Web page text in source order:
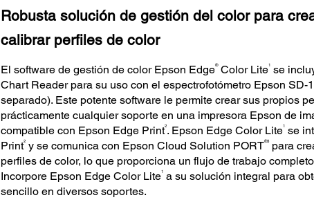
Robusta solución de gestión del color para
calibrar perfiles de color
El software de gestión de color Epson Edge®Color Lite1se
Chart Reader para su uso con el espectrofotómetro Epson SD-
separado). Este potente software le permite crear sus propios
prácticamente cualquier soporte en una impresora Epson de
compatible con Epson Edge Print2. Epson Edge Color Lite1se
Print2y se comunica con Epson Cloud Solution PORT®3para
perfiles de color, lo que proporciona un flujo de trabajo
Incorpore Epson Edge Color Lite1a su solución integral para
sencillo en diversos soportes.